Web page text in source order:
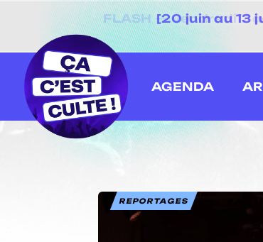
[20 juin au 13
AGENDA
REPORTAGES